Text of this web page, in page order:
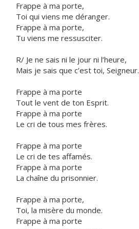
Frappe à ma porte,
Toi qui viens me déranger.
Frappe à ma porte,
Tu viens me ressusciter.
R/ Je ne sais ni le jour ni l’heure,
Mais je sais que c’est toi, Seigneur.
Frappe à ma porte
Tout le vent de ton Esprit.
Frappe à ma porte
Le cri de tous mes frères.
Frappe à ma porte
Le cri de tes affamés.
Frappe à ma porte
La chaîne du prisonnier.
Frappe à ma porte,
Toi, la misère du monde.
Frappe à ma porte